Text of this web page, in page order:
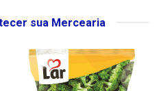
sua Mercearia